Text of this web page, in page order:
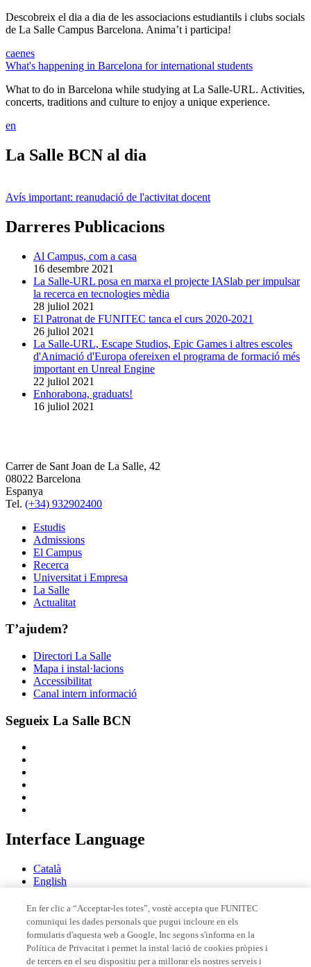
Descobreix el dia a dia de les associacions estudiantils i clubs socials
de La Salle Campus Barcelona. Anima’t i participa!
caenes
What's happening in Barcelona for international students
What to do in Barcelona while studying at La Salle-URL. Activities,
concerts, traditions and culture to enjoy a unique experience.
en
La Salle BCN al dia
Avís important: reanudació de l'activitat docent
Darreres Publicacions
Al Campus, com a casa
16 desembre 2021
La Salle-URL posa en marxa el projecte IASlab per impulsar
la recerca en tecnologies mèdia
28 juliol 2021
El Patronat de FUNITEC tanca el curs 2020-2021
26 juliol 2021
La Salle-URL, Escape Studios, Epic Games i altres escoles
d'Animació d'Europa ofereixen el programa de formació més
important en Unreal Engine
22 juliol 2021
Enhorabona, graduats!
16 juliol 2021
Carrer de Sant Joan de La Salle, 42
08022 Barcelona
Espanya
Tel. (+34) 932902400
Estudis
Admissions
El Campus
Recerca
Universitat i Empresa
La Salle
Actualitat
T’ajudem?
Directori La Salle
Mapa i instal·lacions
Accessibilitat
Canal intern informació
Segueix La Salle BCN
Interface Language
Català
English
Membre de
En fer clic a “Acceptar-les totes”, vostè accepta que FUNITEC
comuniqui les dades personals que pugui incloure en els
formularis d'aquesta web a Google, Inc segons s'informa en la
Política de Privacitat i permet la instal·lació de cookies pròpies i
de tercers en el seu dispositiu per a millorar els nostres serveis i